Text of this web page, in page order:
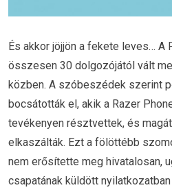
És akkor jöjjön a fekete leves… A
összesen 30 dolgozójától vált
közben. A szóbeszédek szerint
bocsátották el, akik a Razer
tevékenyen résztvettek, és
elkaszálták. Ezt a fölöttébb
nem erősítette meg hivatalosan,
csapatának küldött